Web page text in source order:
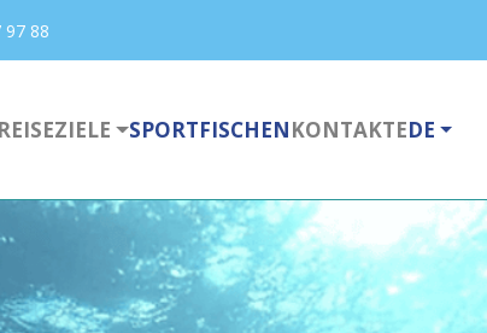
97 88
REISEZIELE SPORTFISCHENKONTAKTEDE